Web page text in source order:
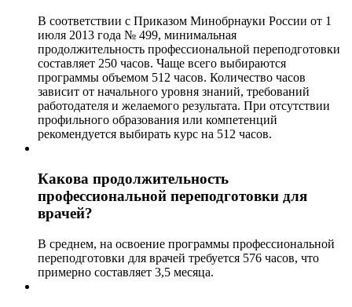
В соответствии с Приказом Минобрнауки России от 1
июля 2013 года № 499, минимальная
продолжительность профессиональной переподготовки
составляет 250 часов. Чаще всего выбираются
программы объемом 512 часов. Количество часов
зависит от начального уровня знаний, требований
работодателя и желаемого результата. При отсутствии
профильного образования или компетенций
рекомендуется выбирать курс на 512 часов.
Какова продолжительность
профессиональной переподготовки для
врачей?
В среднем, на освоение программы профессиональной
переподготовки для врачей требуется 576 часов, что
примерно составляет 3,5 месяца.